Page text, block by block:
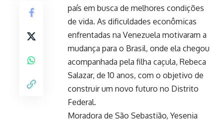
país em busca de melhores condições
de vida. As dificuldades econômicas
enfrentadas na Venezuela motivaram a
mudança para o Brasil, onde ela chegou
acompanhada pela filha caçula, Rebeca
Salazar, de 10 anos, com o objetivo de
construir um novo futuro no Distrito
Federal.
Moradora de São Sebastião, Yesenia